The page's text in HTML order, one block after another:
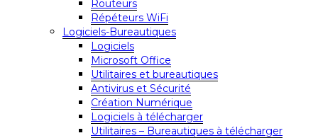
Routeurs
Répéteurs WiFi
Logiciels-Bureautiques
Logiciels
Microsoft Office
Utilitaires et bureautiques
Antivirus et Sécurité
Création Numérique
Logiciels à télécharger
Utilitaires – Bureautiques à télécharger